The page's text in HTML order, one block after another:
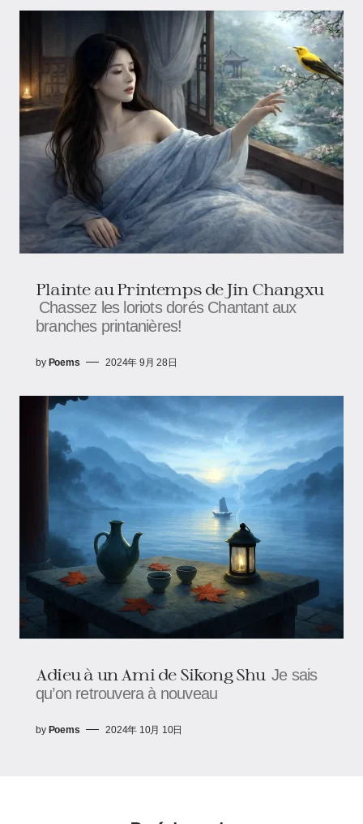
Plainte au Printemps de Jin Changxu
Chassez les loriots dorés Chantant aux
branches printanières!
by Poems 2024年 9月 28日
Adieu à un Ami de Sikong Shu Je sais
qu’on retrouvera à nouveau
by Poems 2024年 10月 10日